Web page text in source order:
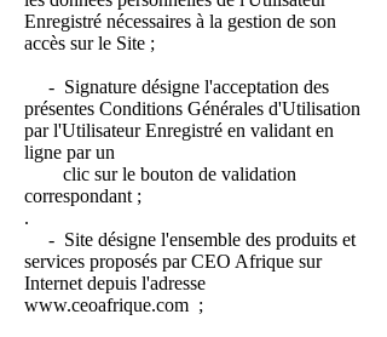
Enregistré nécessaires à la gestion de son
accès sur le Site ;
- Signature désigne l'acceptation des
présentes Conditions Générales d'Utilisation
par l'Utilisateur Enregistré en validant en
ligne par un
clic sur le bouton de validation
correspondant ;
.
- Site désigne l'ensemble des produits et
services proposés par CEO Afrique sur
Internet depuis l'adresse
www.ceoafrique.com ;